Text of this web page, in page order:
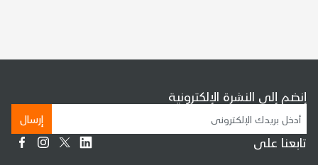
إنضم إلى النشرة الإلكترونية
إرسال
تابعنا على